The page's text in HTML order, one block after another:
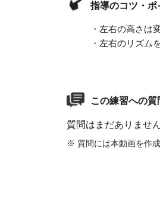
指導のコツ・ポ
・左右の高さは
・左右のリズム
この練習への質
質問はまだありませ
※ 質問には本動画を作